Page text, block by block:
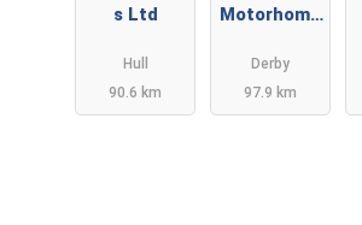
s Ltd
Hull
90.6 km
Motorhome
Derby
97.9 km